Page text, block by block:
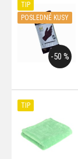
-50 %
TIP
POSLEDNÉ KUSY
TIP